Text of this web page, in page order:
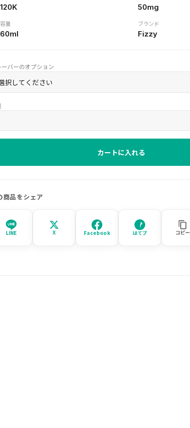
120K 50mg
容量
60ml
ブランド
Fizzy
ーバーのオプション
カートに入れる
商品をシェア
LINE X Facebook はてブ コピー